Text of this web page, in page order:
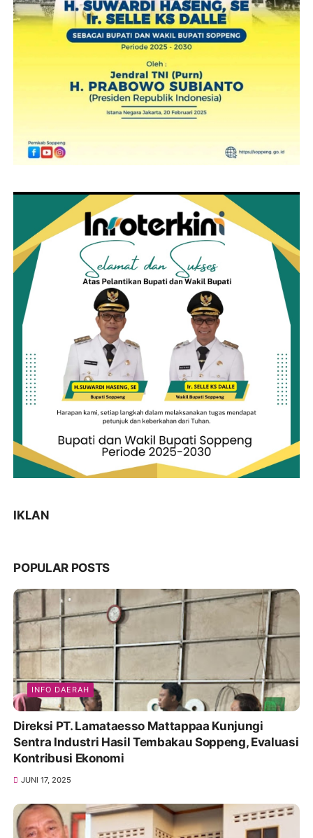
IKLAN
POPULAR POSTS
INFO DAERAH
Direksi PT. Lamataesso Mattappaa Kunjungi
Sentra Industri Hasil Tembakau Soppeng, Evaluasi
Kontribusi Ekonomi
JUNI 17, 2025